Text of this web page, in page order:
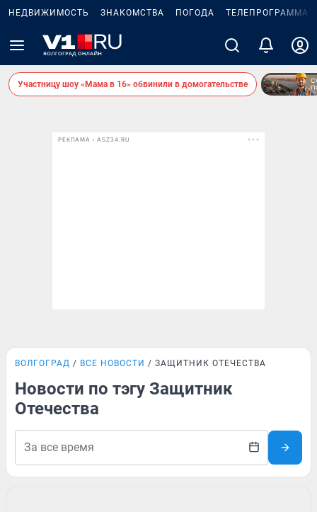
НЕДВИЖИМОСТЬ ЗНАКОМСТВА ПОГОДА ТЕЛЕПРОГРАММА
Участницу шоу «Мама в 16» обвинили в домогательстве
РЕКЛАМА • ASZ34.RU
ВОЛГОГРАД ВСЕ НОВОСТИ ЗАЩИТНИК ОТЕЧЕСТВА
Новости по тэгу Защитник
Отечества